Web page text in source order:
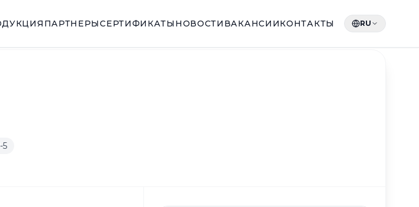
ПАРТНЕРЫСЕРТИФИКАТЫ НОВОСТИ ВАКАНСИИКОНТАКТЫ RU
5